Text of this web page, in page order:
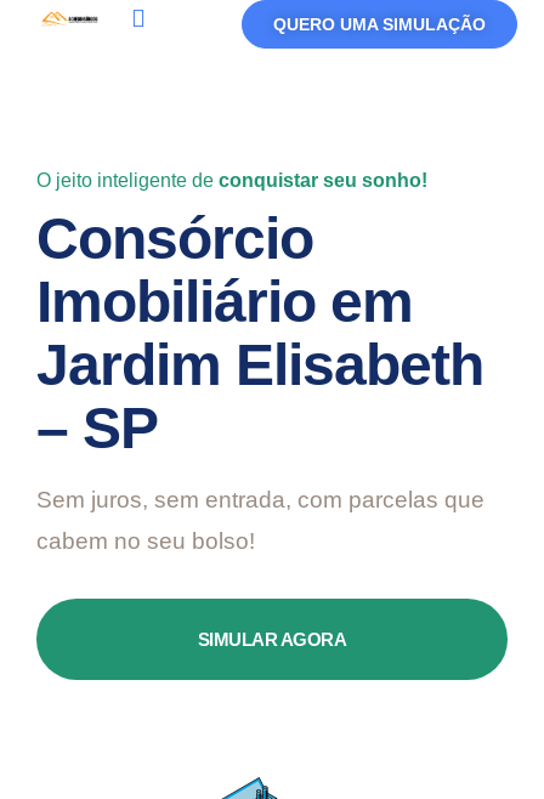
QUERO UMA SIMULAÇÃO
O jeito inteligente de conquistar seu sonho!
Consórcio
Imobiliário em
Jardim Elisabeth
– SP
Sem juros, sem entrada, com parcelas que
cabem no seu bolso!
SIMULAR AGORA